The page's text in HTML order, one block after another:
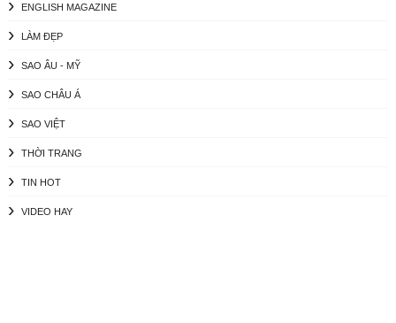
ENGLISH MAGAZINE
LÀM ĐẸP
SAO ÂU - MỸ
SAO CHÂU Á
SAO VIỆT
THỜI TRANG
TIN HOT
VIDEO HAY